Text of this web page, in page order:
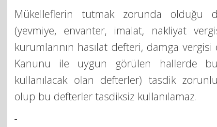
Mükelleflerin tutmak zorunda olduğu
(yevmiye, envanter, imalat, nakliyat
kurumlarının hasılat defteri, damga
Kanunu ile uygun görülen hallerde
kullanılacak olan defterler) tasdik
olup bu defterler tasdiksiz kullanılamaz.